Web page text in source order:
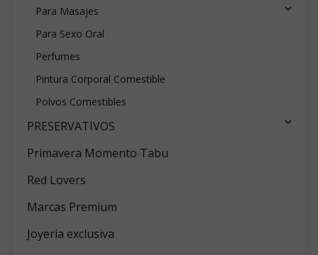
Para Masajes
Para Sexo Oral
Perfumes
Pintura Corporal Comestible
Polvos Comestibles
PRESERVATIVOS
Primavera Momento Tabu
Red Lovers
Marcas Premium
Joyeria exclusiva